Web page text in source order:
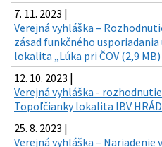
7. 11. 2023 |
Verejná vyhláška –
zásad funkčného
lokalita „Lúka pri ČOV (2,9 MB)
12. 10. 2023 |
Verejná vyhláška - rozhodnutie
Topoľčianky lokalita IBV
25. 8. 2023 |
Verejná vyhláška –